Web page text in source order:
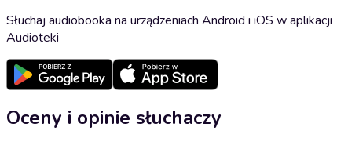
Słuchaj audiobooka na urządzeniach Android i iOS w aplikacji
Audioteki
Oceny i opinie słuchaczy